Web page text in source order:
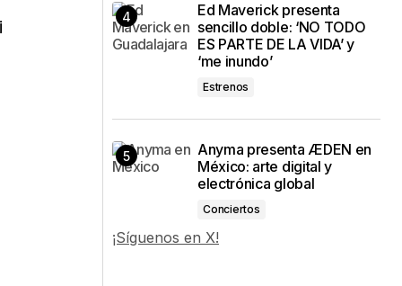
Ed Maverick presenta
sencillo doble: ‘NO TODO
ES PARTE DE LA VIDA’ y
‘me inundo’
Estrenos
Anyma presenta ÆDEN en
México: arte digital y
electrónica global
Conciertos
¡Síguenos en X!